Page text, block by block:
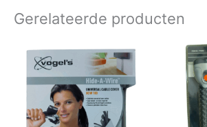
Gerelateerde producten